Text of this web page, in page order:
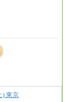
滋賀/1,220円
) 東京